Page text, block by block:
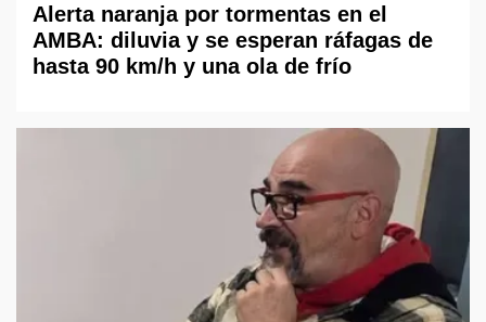
Alerta naranja por tormentas en el
AMBA: diluvia y se esperan ráfagas de
hasta 90 km/h y una ola de frío